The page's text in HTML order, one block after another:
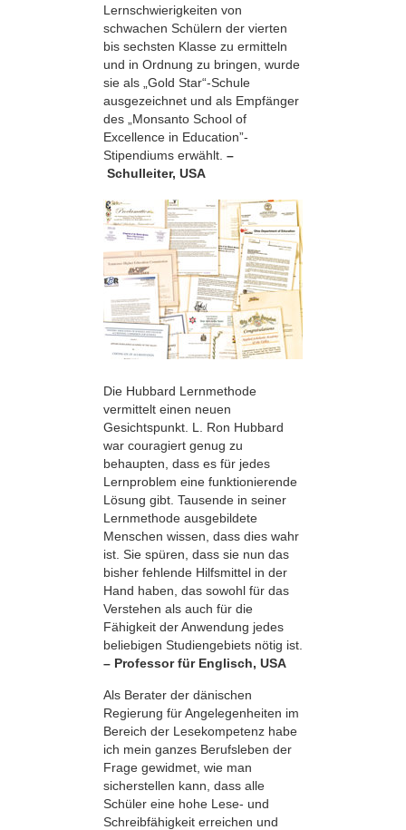
Lernschwierigkeiten von
schwachen Schülern der vierten
bis sechsten Klasse zu ermitteln
und in Ordnung zu bringen, wurde
sie als „Gold Star“-Schule
ausgezeichnet und als Empfänger
des „Monsanto School of
Excellence in Education”-
Stipendiums erwählt. –
Schulleiter, USA
Die Hubbard Lernmethode
vermittelt einen neuen
Gesichtspunkt. L. Ron Hubbard
war couragiert genug zu
behaupten, dass es für jedes
Lernproblem eine funktionierende
Lösung gibt. Tausende in seiner
Lernmethode ausgebildete
Menschen wissen, dass dies wahr
ist. Sie spüren, dass sie nun das
bisher fehlende Hilfsmittel in der
Hand haben, das sowohl für das
Verstehen als auch für die
Fähigkeit der Anwendung jedes
beliebigen Studiengebiets nötig ist.
– Professor für Englisch, USA
Als Berater der dänischen
Regierung für Angelegenheiten im
Bereich der Lese­kompetenz habe
ich mein ganzes Berufsleben der
Frage gewidmet, wie man
sicherstellen kann, dass alle
Schüler eine hohe Lese- und
Schreibfähigkeit erreichen und